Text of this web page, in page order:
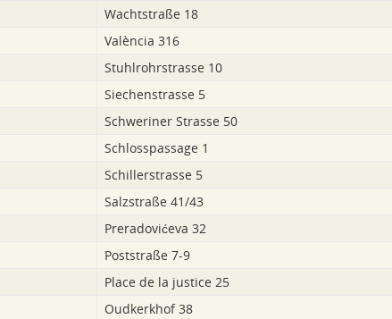
Wachtstraße 18
València 316
Stuhlrohrstrasse 10
Siechenstrasse 5
Schweriner Strasse 50
Schlosspassage 1
Schillerstrasse 5
Salzstraße 41/43
Preradovićeva 32
Poststraße 7-9
Place de la justice 25
Oudkerkhof 38